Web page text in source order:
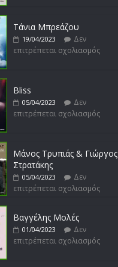
Τάνια Μπρεάζου
19/04/2023
Δεν
επιτρέπεται σχολιασμός
Bliss
05/04/2023
Δεν
επιτρέπεται σχολιασμός
Μάνος Τρυπιάς & Γιώργος
Στρατάκης
05/04/2023
Δεν
επιτρέπεται σχολιασμός
Βαγγέλης Μολές
01/04/2023
Δεν
επιτρέπεται σχολιασμός